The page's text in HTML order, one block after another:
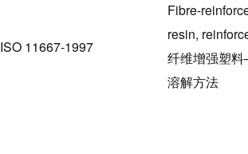
ISO 11667-1997
Fibre-
resin,
纤维增强塑
溶解方法